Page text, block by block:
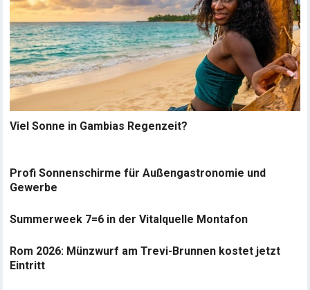
Viel Sonne in Gambias Regenzeit?
Profi Sonnenschirme für Außengastronomie und
Gewerbe
Summerweek 7=6 in der Vitalquelle Montafon
Rom 2026: Münzwurf am Trevi-Brunnen kostet jetzt
Eintritt